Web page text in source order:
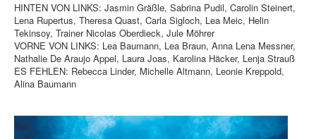
HINTEN VON LINKS: Jasmin Gräßle, Sabrina Pudil, Carolin Steinert,
Lena Rupertus, Theresa Quast, Carla Sigloch, Lea Meic, Helin
Tekinsoy, Trainer Nicolas Oberdieck, Jule Möhrer
VORNE VON LINKS: Lea Baumann, Lea Braun, Anna Lena Messner,
Nathalie De Araujo Appel, Laura Joas, Karolina Häcker, Lenja Strauß
ES FEHLEN: Rebecca Linder, Michelle Altmann, Leonie Kreppold,
Alina Baumann